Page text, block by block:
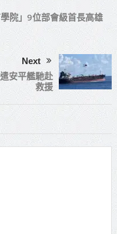
院」9位部會級首長高雄
Next
安平艦馳赴
救援